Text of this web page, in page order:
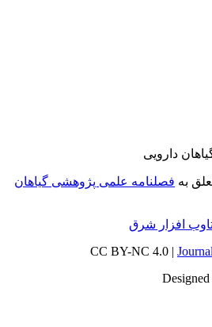
بهفصلنامه علمی پژوهشی گیاهان
افزار شرق